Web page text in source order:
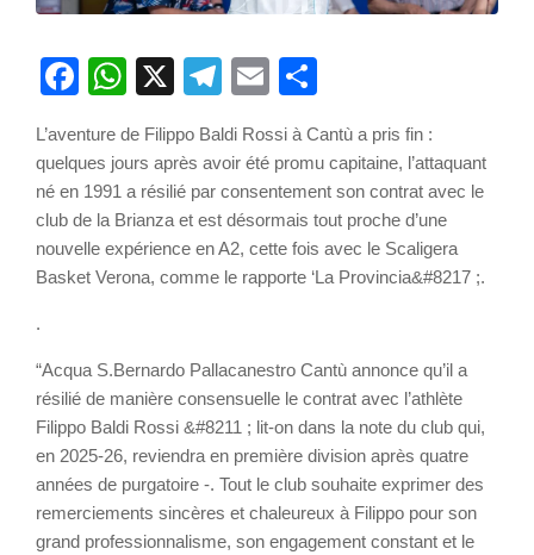
Facebook
WhatsApp
X Telegram
Email
L’aventure de Filippo Baldi Rossi à Cantù a pris fin :
quelques jours après avoir été promu capitaine, l’attaquant
né en 1991 a résilié par consentement son contrat avec le
club de la Brianza et est désormais tout proche d’une
nouvelle expérience en A2, cette fois avec le Scaligera
Basket Verona, comme le rapporte ‘La Provincia&#8217 ;.
.
“Acqua S.Bernardo Pallacanestro Cantù annonce qu’il a
résilié de manière consensuelle le contrat avec l’athlète
Filippo Baldi Rossi &#8211 ; lit-on dans la note du club qui,
en 2025-26, reviendra en première division après quatre
années de purgatoire -. Tout le club souhaite exprimer des
remerciements sincères et chaleureux à Filippo pour son
grand professionnalisme, son engagement constant et le